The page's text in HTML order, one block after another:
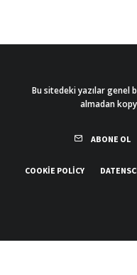
Bu sitedeki yazılar genel
almadan
ABONE OL
COOKIE POLICY